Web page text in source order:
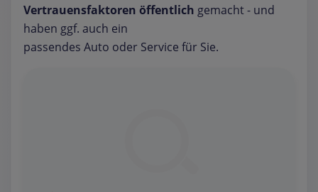
Vertrauensfaktoren öffentlich gemacht - und
haben ggf. auch ein
passendes Auto oder Service für Sie.